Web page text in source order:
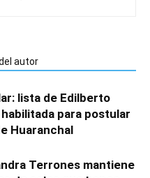
autor
lista de Edilberto
para postular
Huaranchal
Terrones mantiene